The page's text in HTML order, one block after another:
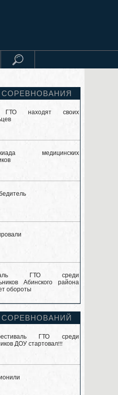
ГТО находят своих
медицинских
ГТО среди
Абинского района
обороты
СОРЕВНОВАНИЙ
ГТО среди
ДОУ стартовал!!!